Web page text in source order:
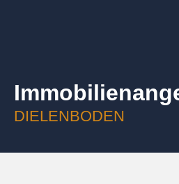
DIELENBODEN